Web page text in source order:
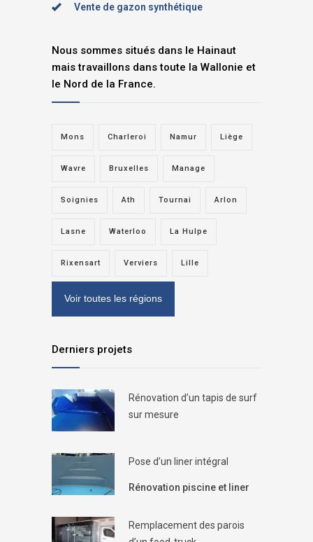
Vente de gazon synthétique
Nous sommes situés dans le Hainaut
mais travaillons dans toute la Wallonie et
le Nord de la France.
Mons Charleroi Namur Liège
Wavre Bruxelles Manage
Soignies Ath Tournai Arlon
Lasne Waterloo La Hulpe
Rixensart Verviers Lille
Voir toutes les régions
Derniers projets
Rénovation d’un tapis de surf
sur mesure
Pose d’un liner intégral
Rénovation piscine et liner
Remplacement des parois